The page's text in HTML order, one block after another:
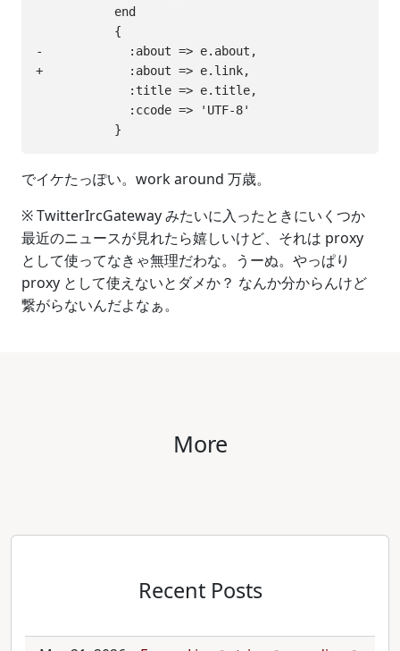
           end
           {
-            :about => e.about,
+            :about => e.link,
             :title => e.title,
             :ccode => 'UTF-8'
でイケたっぽい。work around 万歳。
※ TwitterIrcGateway みたいに入ったときにいくつか
最近のニュースが見れたら嬉しいけど、それは proxy
として使ってなきゃ無理だわな。うーぬ。やっぱり
proxy として使えないとダメか？ なんか分からんけど
繋がらないんだよなぁ。
More
Recent Posts